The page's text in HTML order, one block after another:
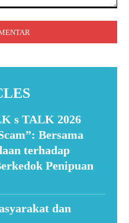
s TALK 2026
Bersama
terhadap
Penipuan
dan